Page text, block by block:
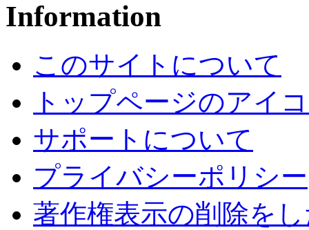
このサイトについて
トップページのアイ
サポートについて
プライバシーポリシー
著作権表示の削除を